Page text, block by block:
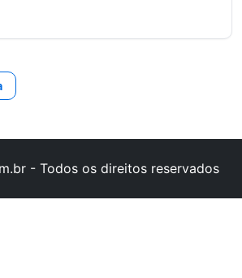
- Todos os direitos reservados